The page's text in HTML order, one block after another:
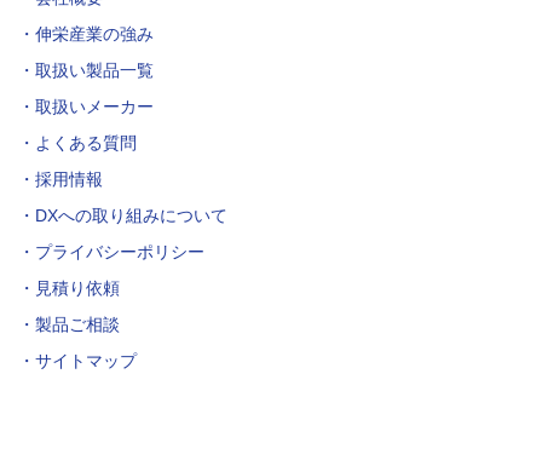
伸栄産業の強み
取扱い製品一覧
取扱いメーカー
よくある質問
採用情報
DXへの取り組みについて
プライバシーポリシー
見積り依頼
製品ご相談
サイトマップ